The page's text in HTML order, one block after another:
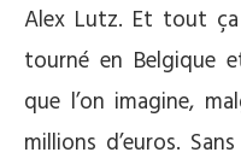
Alex Lutz. Et tout
tourné en Belgique
que l’on imagine,
millions d’euros.